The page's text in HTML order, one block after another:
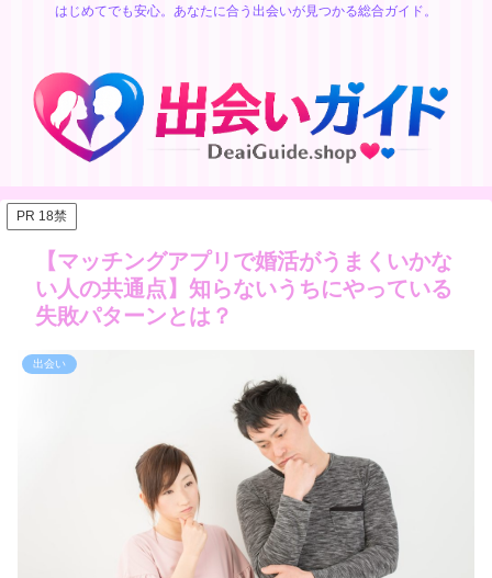
はじめてでも安心。あなたに合う出会いが見つかる総合ガイド。
PR 18禁
【マッチングアプリで婚活がうまくいかな
い人の共通点】知らないうちにやっている
失敗パターンとは？
出会い